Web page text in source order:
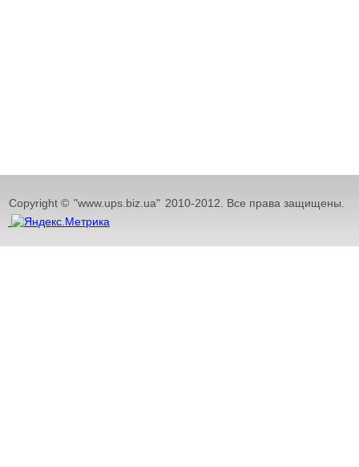
Copyright © "www.ups.biz.ua" 2010-2012. Все права защищены.